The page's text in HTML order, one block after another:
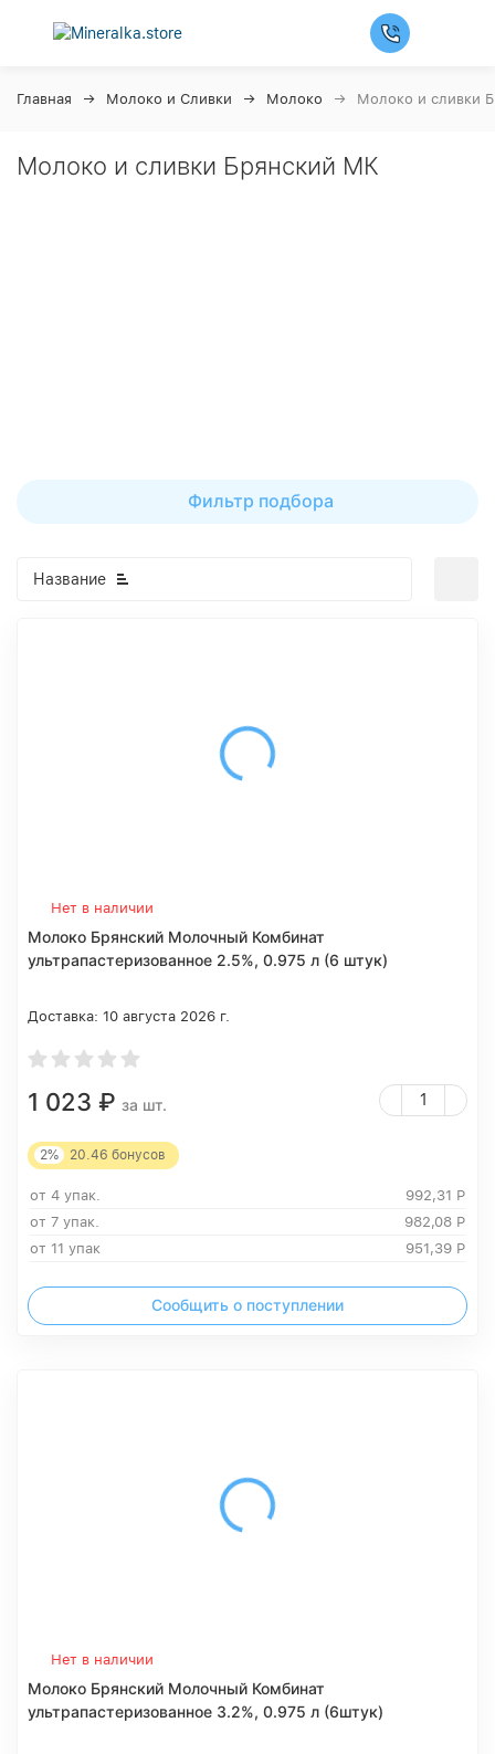
Главная Молоко и Сливки Молоко Молоко и сливки
Молоко и сливки Брянский МК
Фильтр подбора
Название
Нет в наличии
Молоко Брянский Молочный Комбинат
ультрапастеризованное 2.5%, 0.975 л (6 штук)
Доставка: 10 августа 2026 г.
1 023 ₽ за шт.
2% 20.46 бонусов
от 4 упак. 992,31 Р
от 7 упак.
982,08 Р
от 11 упак
951,39 Р
Сообщить о поступлении
Нет в наличии
Молоко Брянский Молочный Комбинат
ультрапастеризованное 3.2%, 0.975 л (6штук)